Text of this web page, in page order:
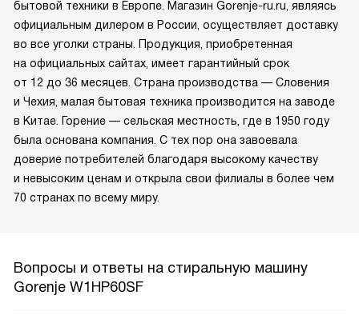
бытовой техники в Европе. Магазин Gorenje-ru.ru, являясь
официальным дилером в России, осуществляет доставку
во все уголки страны. Продукция, приобретенная
на официальных сайтах, имеет гарантийный срок
от 12 до 36 месяцев. Страна производства — Словения
и Чехия, малая бытовая техника производится на заводе
в Китае. Горение — сельская местность, где в 1950 году
была основана компания. С тех пор она завоевала
доверие потребителей благодаря высокому качеству
и невысоким ценам и открыла свои филиалы в более чем
70 странах по всему миру.
Вопросы и ответы на стиральную машину
Gorenje W1HP60SF